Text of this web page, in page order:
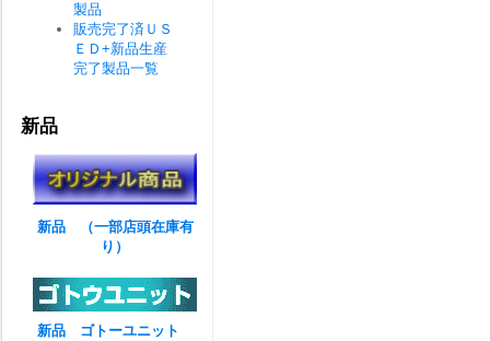
製品
販売完了済ＵＳ
ＥＤ+新品生産
完了製品一覧
新品
新品 （一部店頭在庫有
り）
新品 ゴトーユニット